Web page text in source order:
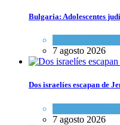
Bulgaria: Adolescentes
7 agosto 2026
Dos israelíes escapan de
7 agosto 2026